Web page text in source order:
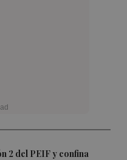
2 del PEIF y confina